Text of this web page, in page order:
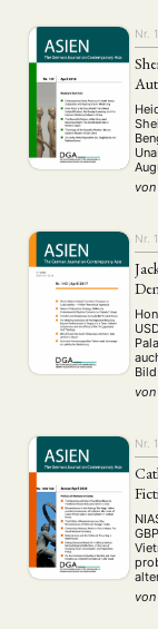
…
Nr.
von
Nr.
von
Nr.
von